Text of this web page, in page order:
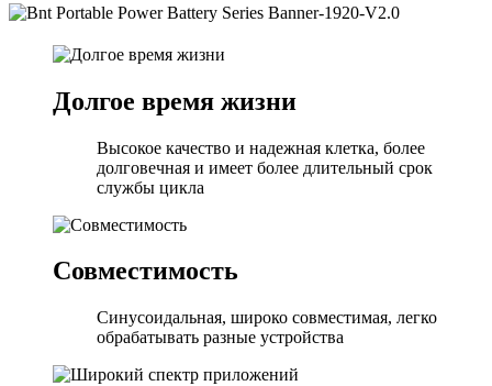
Долгое время жизни
Высокое качество и надежная клетка, более
долговечная и имеет более длительный срок
службы цикла
Совместимость
Синусоидальная, широко совместимая, легко
обрабатывать разные устройства